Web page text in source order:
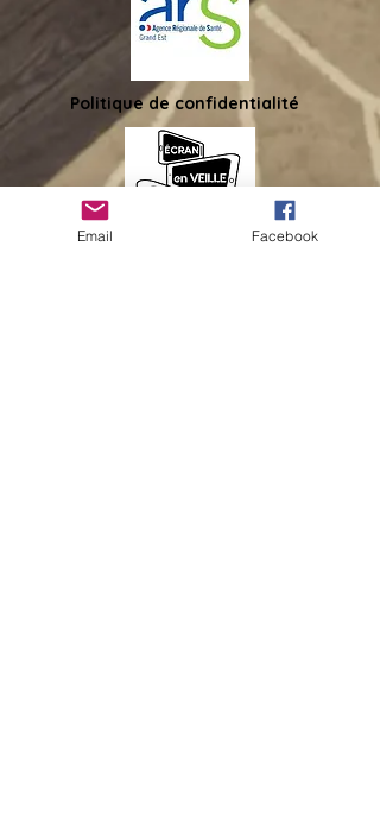
Politique de confidentialité
Email Facebook